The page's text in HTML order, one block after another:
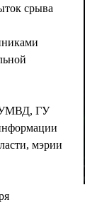
срыва
УМВД, ГУ
мэрии